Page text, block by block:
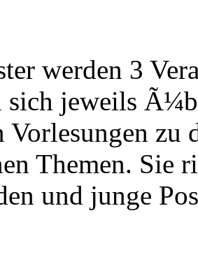
werden 3
sich jeweils
Vorlesungen zu
Themen. Sie
und junge